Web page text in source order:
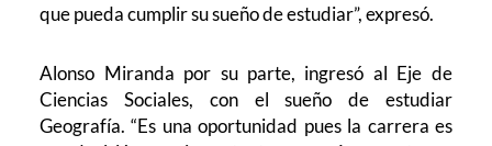
que pueda cumplir su sueño de estudiar”, expresó.
Alonso Miranda por su parte, ingresó al Eje de
Ciencias Sociales, con el sueño de estudiar
Geografía. “Es una oportunidad pues la carrera es